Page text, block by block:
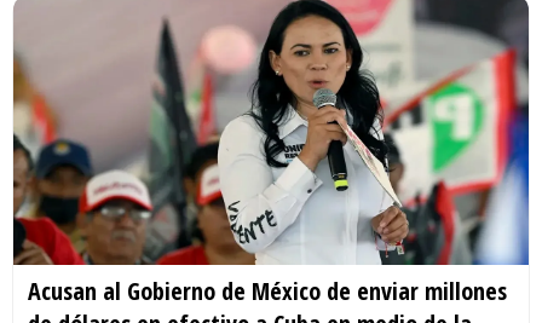
Acusan al Gobierno de México de enviar millones